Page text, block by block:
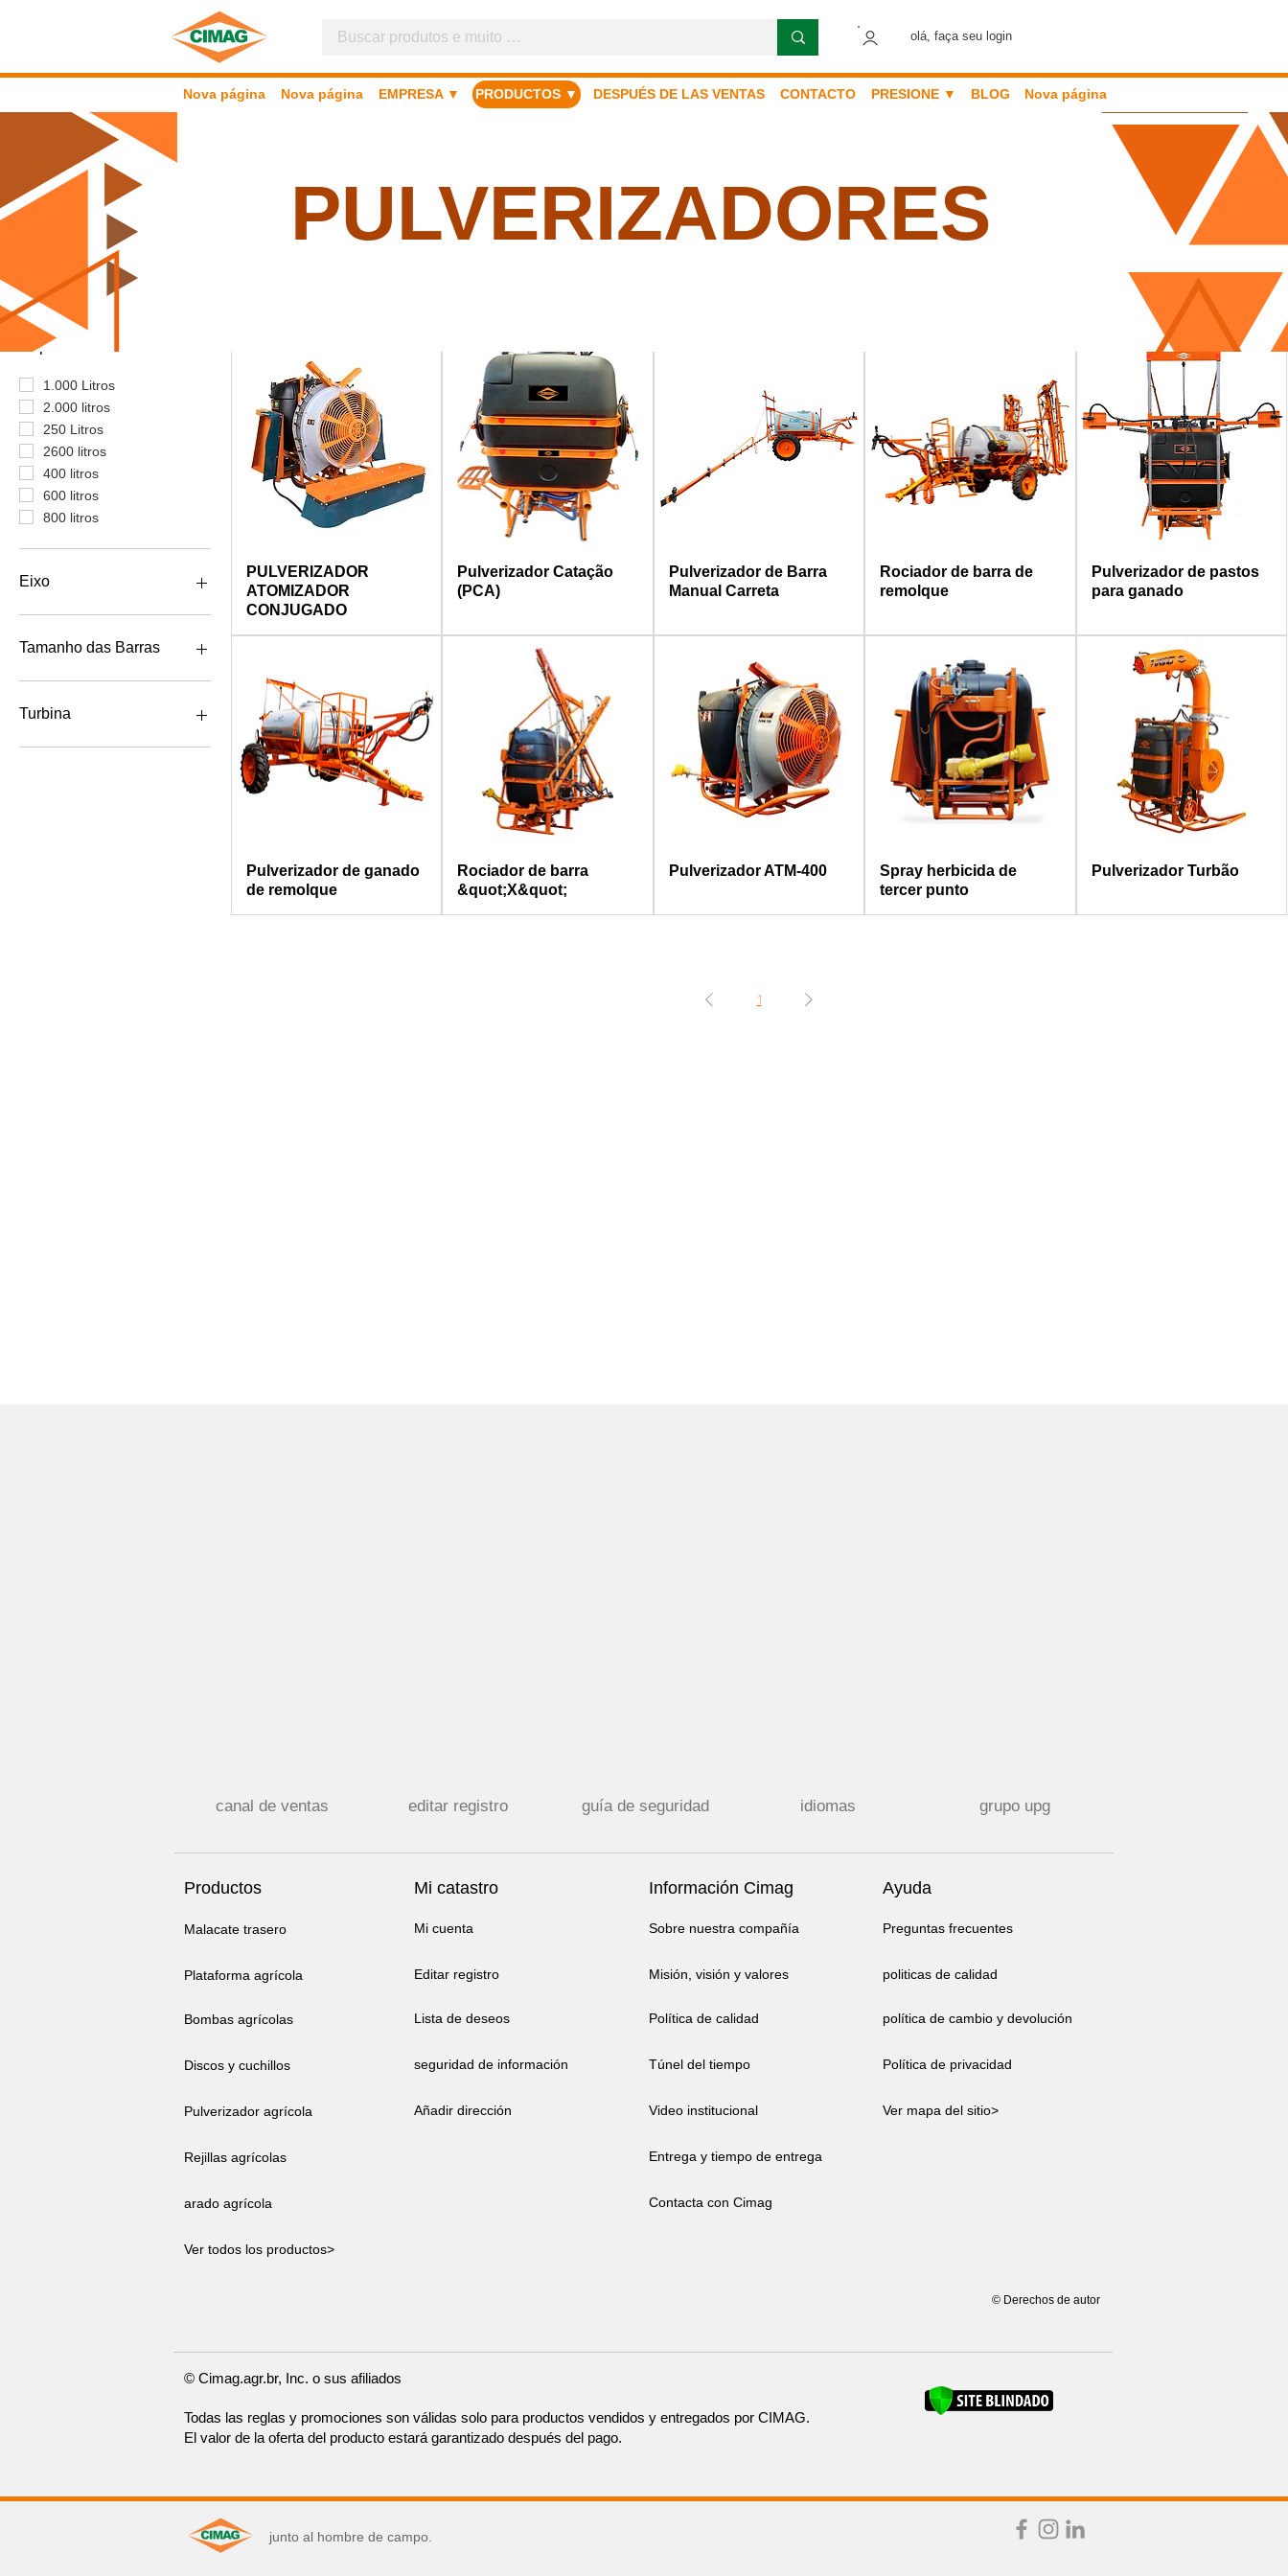
olá, faça seu login
Nova página Nova página EMPRESA ▼ PRODUCTOS ▼ DESPUÉS DE LAS VENTAS CONTACTO PRESIONE ▼ BLOG Nova página
Filtrar por
Capacidad
1.000 Litros
2.000 litros
250 Litros
2600 litros
400 litros
600 litros
800 litros
Eixo
1 Eixo (Cross)
2 Eixo (Tanden Cross)
Tamanho das Barras
12 Metros
14 Metros
Turbina
725mm
Ordenar por
PULVERIZADOR
ATOMIZADOR
CONJUGADO
Pulverizador Catação
(PCA)
Pulverizador de Barra
Manual Carreta
Rociador de barra de
remolque
Pulverizador de pastos
para ganado
Pulverizador de ganado
de remolque
Rociador de barra
&quot;X&quot;
Pulverizador ATM-400
Spray herbicida de
tercer punto
Pulverizador Turbão
1
PULVERIZADORES
canal de ventas editar registro guía de seguridad idiomas grupo upg
Productos Mi catastro Información Cimag Ayuda
Malacate trasero Mi cuenta Sobre nuestra compañía Preguntas frecuentes
Plataforma agrícola Editar registro Misión, visión y valores politicas de calidad
Bombas agrícolas Lista de deseos Política de calidad política de cambio y devolución
Discos y cuchillos seguridad de información Túnel del tiempo Política de privacidad
Pulverizador agrícola Añadir dirección Video institucional Ver mapa del sitio>
Rejillas agrícolas
arado agrícola
Entrega y tiempo de entrega
Contacta con Cimag
Ver todos los productos>
© Derechos de autor
© Cimag.agr.br, Inc. o sus afiliados
Todas las reglas y promociones son válidas solo para productos vendidos y entregados por CIMAG.
El valor de la oferta del producto estará garantizado después del pago.
junto al hombre de campo.